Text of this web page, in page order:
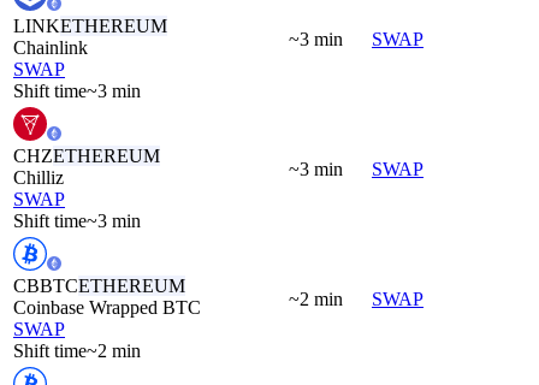
LINKETHEREUM
Chainlink
SWAP
Shift time~3 min
~3 min SWAP
CHZETHEREUM
Chilliz
SWAP
Shift time~3 min
~3 min SWAP
CBBTCETHEREUM
Coinbase Wrapped BTC
SWAP
Shift time~2 min
~2 min SWAP